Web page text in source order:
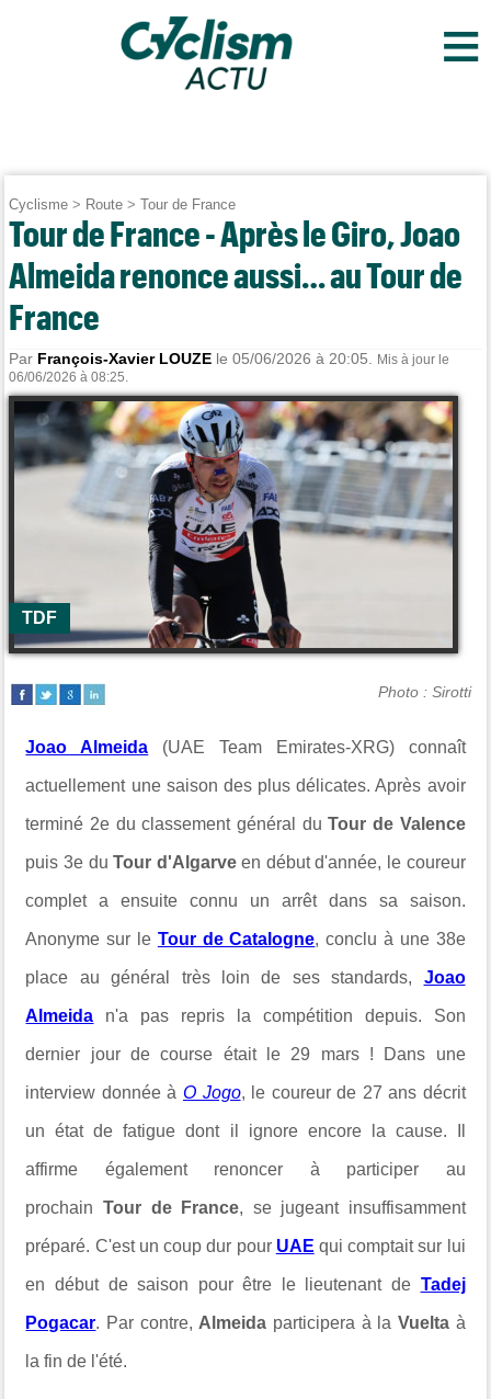
≡
Cyclisme > Route >Tour de France
Tour de France - Après le Giro, Joao
Almeida renonce aussi… au Tour de
France
Par François-Xavier LOUZE le 05/06/2026 à 20:05.
Mis à jour le
06/06/2026 à 08:25.
TDF
Photo : Sirotti
Joao Almeida (UAE Team Emirates-XRG) connaît
actuellement une saison des plus délicates. Après avoir
terminé 2e du classement général duTour de Valence
puis 3e duTour d'Algarveen début d'année, le coureur
complet a ensuite connu un arrêt dans sa saison.
Anonyme sur le Tour de Catalogne, conclu à une 38e
place au général très loin de ses standards, Joao
Almeida n'a pas repris la compétition depuis. Son
dernier jour de course était le 29 mars ! Dans une
interview donnée à O Jogo, le coureur de 27 ans décrit
un état de fatigue dont il ignore encore la cause. Il
affirme également renoncer à participer au
prochain Tour de France, se jugeant insuffisamment
préparé. C'est un coup dur pour UAE qui comptait sur lui
en début de saison pour être le lieutenant de Tadej
Pogacar. Par contre, Almeida participera à la Vuelta à
la fin de l'été.